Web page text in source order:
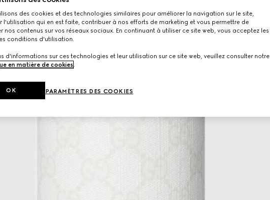
des cookies et des technologies similaires pour améliorer la navigation sur le site,
l'utilisation qui en est faite, contribuer à nos efforts de marketing et vous permettre de
nos contenus sur vos réseaux sociaux. En continuant à utiliser ce site web, vous acceptez les
conditions d'utilisation.
d'informations sur ces technologies et leur utilisation sur ce site web, veuillez consulter notre
en matière de cookies.
PARAMÈTRES DES COOKIES
OK